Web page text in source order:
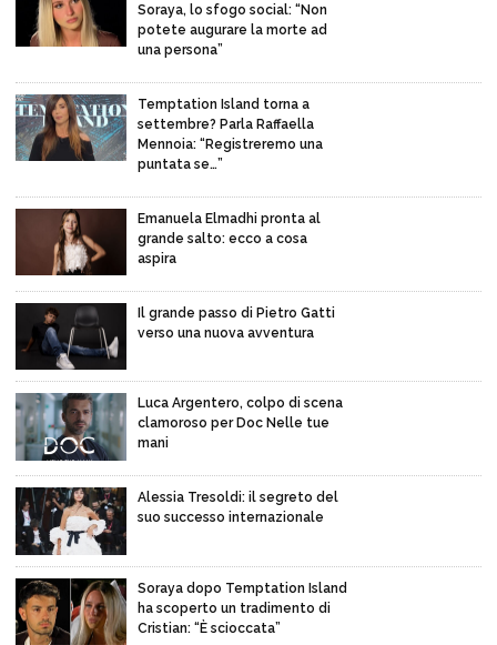
Soraya, lo sfogo social: “Non
potete augurare la morte ad
una persona”
Temptation Island torna a
settembre? Parla Raffaella
Mennoia: “Registreremo una
puntata se…”
Emanuela Elmadhi pronta al
grande salto: ecco a cosa
aspira
Il grande passo di Pietro Gatti
verso una nuova avventura
Luca Argentero, colpo di scena
clamoroso per Doc Nelle tue
mani
Alessia Tresoldi: il segreto del
suo successo internazionale
Soraya dopo Temptation Island
ha scoperto un tradimento di
Cristian: “È scioccata”